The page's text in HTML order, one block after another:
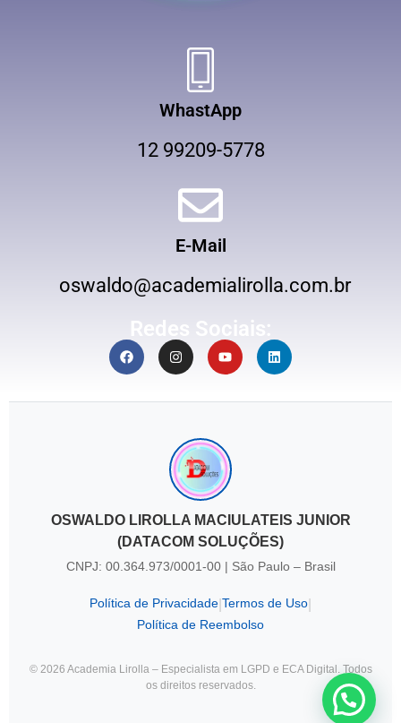
WhastApp
12 99209-5778
E-Mail
oswaldo@academialirolla.com.br
Redes Sociais:
OSWALDO LIROLLA MACIULATEIS JUNIOR
(DATACOM SOLUÇÕES)
CNPJ: 00.364.973/0001-00 | São Paulo – Brasil
Política de Privacidade Termos de Uso
Política de Reembolso
© 2026 Academia Lirolla – Especialista em LGPD e ECA Digital. Todos
os direitos reservados.